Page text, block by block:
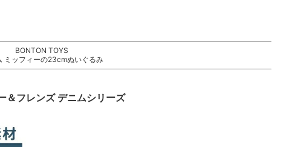
BONTON TOYS
ミッフィーの23cmぬいぐるみ
＆フレンズ デニムシリーズ